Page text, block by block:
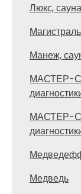
Люкс, сауна
Магистраль
Манеж,
МАСТЕР-
МАСТЕР-
Медведь